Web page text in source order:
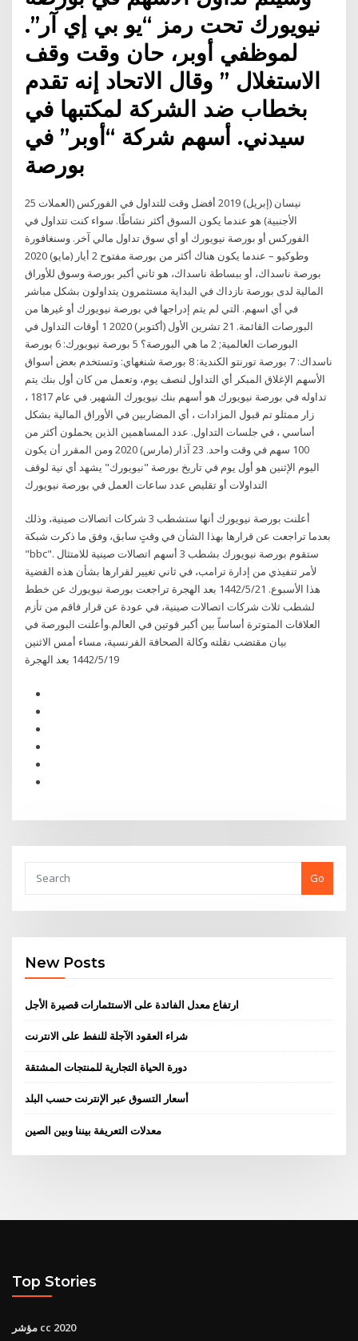
نيويورك تحت رمز “يو بي إي آر”.
لموظفي أوبر، حان وقت وقف
الاستغلال ” وقال الاتحاد إنه تقدم
بخطاب ضد الشركة لمكتبها في
سيدني. أسهم شركة “أوبر” في
بورصة
25 نيسان (إبريل) 2019 أفضل وقت للتداول في الفوركس (العملات
الأجنبية) هو عندما يكون السوق أكثر نشاطًا. سواء كنت تتداول في
الفوركس أو بورصة نيويورك أو أي سوق تداول مالي آخر. وسنغافورة
وطوكيو – عندما يكون هناك أكثر من بورصة مفتوح 2 أيار (مايو) 2020
بورصة ناسداك، أو ببساطة ناسداك، هو ثاني أكبر بورصة وسوق للأوراق
المالية لدى بورصة نازداك في البداية مستثمرون يتداولون بشكل مباشر
في أي اسهم. التي لم يتم إدراجها في بورصة نيويورك أو غيرها من
البورصات القائمة. 21 تشرين الأول (أكتوبر) 2020 1 أوقات التداول في
البورصات العالمية; 2 ما هي البورصة؟ 5 بورصة نيويورك: 6 بورصة
ناسداك: 7 بورصة تورنتو الكندية: 8 بورصة شنغهاي: وتستخدم بعض أسواق
الأسهم الإغلاق المبكر أي التداول لنصف يوم، وتعمل من كان أول بنك يتم
تداوله في بورصة نيويورك هو أسهم بنك نيويورك الشهير. في عام 1817 ،
زار ممثلو تم قبول المزادات ، أي المضاربين في الأوراق المالية بشكل
أساسي ، في جلسات التداول. عدد المساهمين الذين يحملون أكثر من
100 سهم في وقت واحد. 23 آذار (مارس) 2020 ومن المقرر أن يكون
اليوم الإثنين هو أول يوم في تاريخ بورصة "نيويورك" يشهد أي نية لوقف
أعلنت بورصة نيويورك أنها ستشطب 3 شركات اتصالات صينية، وذلك
بعدما تراجعت عن قرارها بهذا الشأن في وقتٍ سابق، وفق ما ذكرت شبكة
"bbc". ستقوم بورصة نيويورك بشطب 3 أسهم اتصالات صينية للامتثال
لأمر تنفيذي من إدارة ترامب، في ثاني تغيير لقرارها بشأن هذه القضية
هذا الأسبوع. 21‏‏/5‏‏/1442 بعد الهجرة تراجعت بورصة نيويورك عن خطط
لشطب ثلاث شركات اتصالات صينية، في عودة عن قرار فاقم من تأزم
العلاقات المتوترة أساساً بين أكبر قوتين في العالم.وأعلنت البورصة في
بيان مقتضب نقلته وكالة الصحافة الفرنسية، مساء أمس الاثنين
19‏‏/5‏‏/1442 بعد الهجرة
Go
New Posts
ارتفاع معدل الفائدة على الاستثمارات قصيرة الأجل
شراء العقود الآجلة للنفط على الانترنت
دورة الحياة التجارية للمنتجات المشتقة
أسعار التسوق عبر الإنترنت حسب البلد
معدلات التعريفة بيننا وبين الصين
Top Stories
مؤشر cc 2020